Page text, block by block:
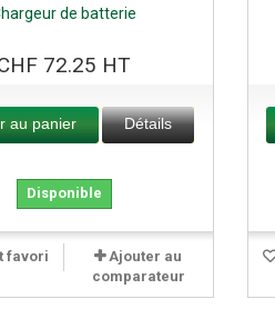
de batterie
72.25 HT
au panier Détails
Disponible
favori
Ajouter au
comparateur